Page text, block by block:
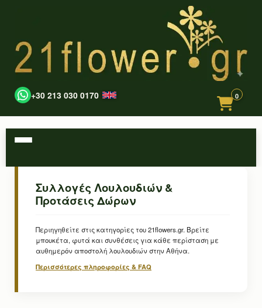
+30 213 030 0170 0
Συλλογές Λουλουδιών &
Προτάσεις Δώρων
Περιηγηθείτε στις κατηγορίες του 21flowers.gr. Βρείτε
μπουκέτα, φυτά και συνθέσεις για κάθε περίσταση με
αυθημερόν αποστολή λουλουδιών στην Αθήνα.
Περισσότερες πληροφορίες & FAQ